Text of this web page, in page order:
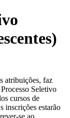
atribuições, faz
Seletivo
cursos de
inscrições estarão
se ao